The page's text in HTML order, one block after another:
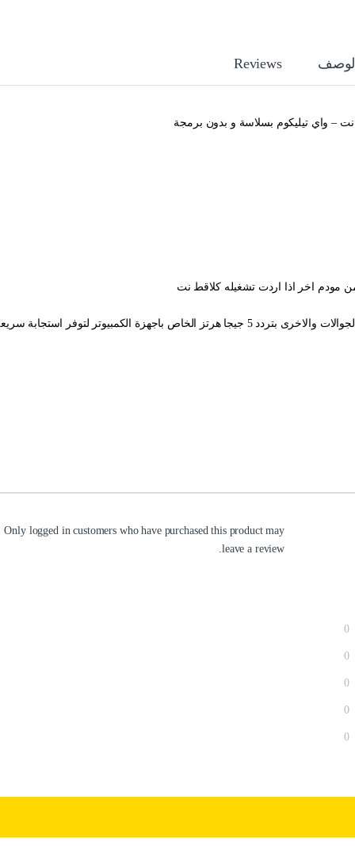
Reviews
ياتي المودم بشبكتين احداهما بتردد 2.4 جيجا هرتز الخاص بالجوالات والاخرى بتردد 5 جيجا هرتز الخاص باجهزة الكمبيوتر لتوفر
0
0
0
0
0
Only logged in customers who have purchased this product may
leave a review.